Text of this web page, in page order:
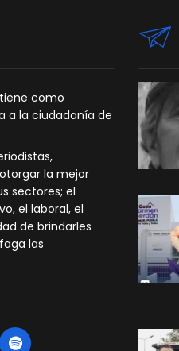
como
a la ciudadanía de
la mejor
sectores; el
el laboral, el
de brindarles
las